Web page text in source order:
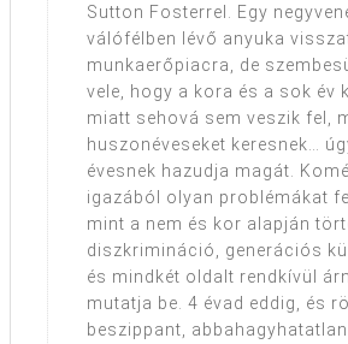
Sutton Fosterrel. Egy
válófélben lévő anyuka
munkaerőpiacra, de
vele, hogy a kora és a sok év
miatt sehová sem veszik fel,
huszonéveseket keresnek…
évesnek hazudja magát.
igazából olyan problémákat
mint a nem és kor alapján
diszkrimináció, generációs
és mindkét oldalt rendkívül
mutatja be. 4 évad eddig, és
beszippant,